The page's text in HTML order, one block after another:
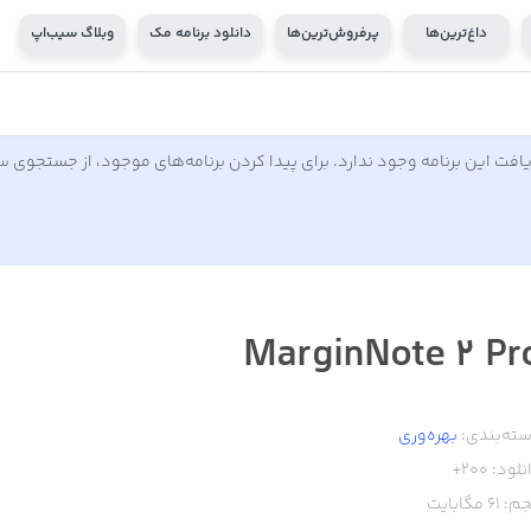
داغ‌ترین‌ها پرفروش‌ترین‌ها دانلود برنامه مک وبلاگ سیب‌اپ
این برنامه وجود ندارد. برای پیدا کردن برنامه‌های موجود، از
MarginNote 2
بهره‌وری
200+
61 مگابایت